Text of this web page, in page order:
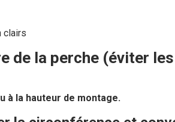
clairs
de la perche (éviter
à la hauteur de montage.